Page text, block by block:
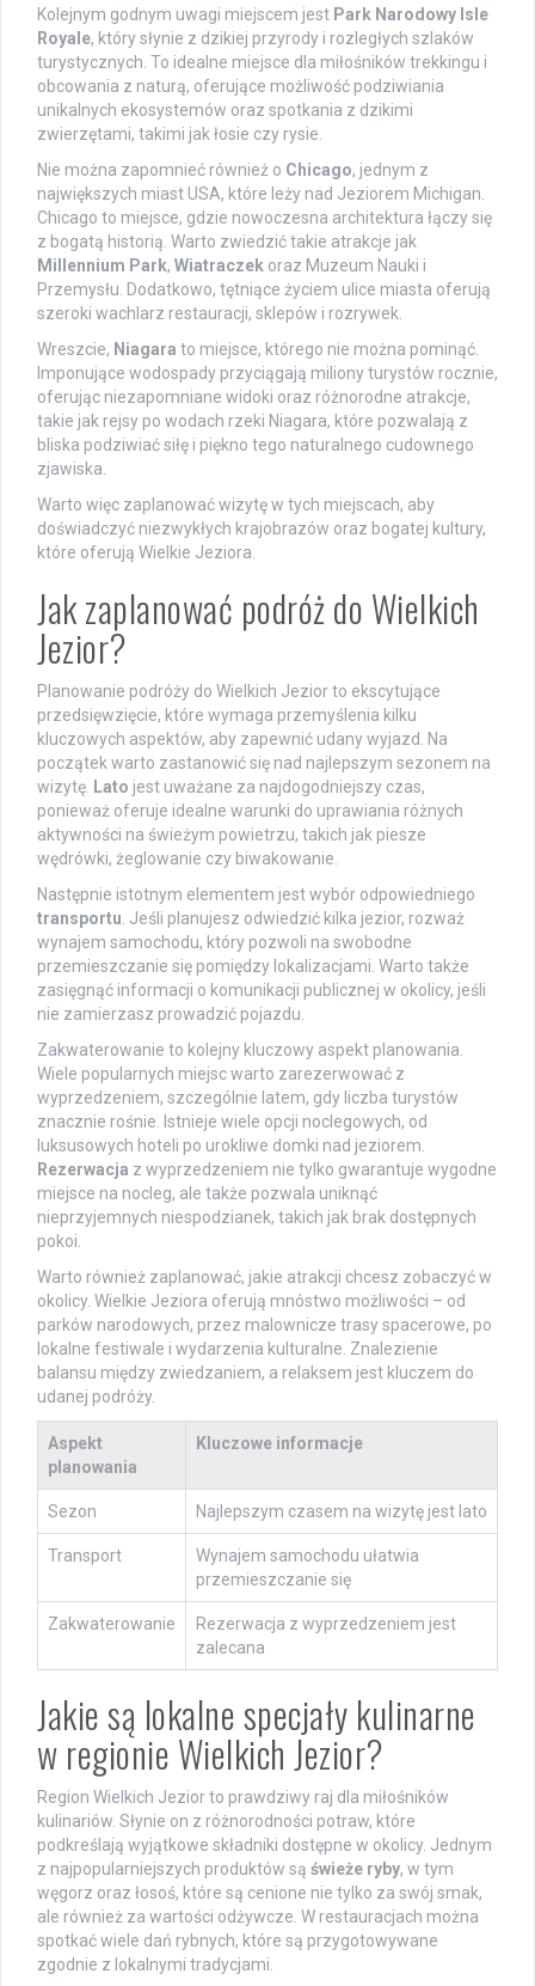
Kolejnym godnym uwagi miejscem jest Park Narodowy Isle
Royale, który słynie z dzikiej przyrody i rozległych szlaków
turystycznych. To idealne miejsce dla miłośników trekkingu i
obcowania z naturą, oferujące możliwość podziwiania
unikalnych ekosystemów oraz spotkania z dzikimi
zwierzętami, takimi jak łosie czy rysie.
Nie można zapomnieć również o Chicago, jednym z
największych miast USA, które leży nad Jeziorem Michigan.
Chicago to miejsce, gdzie nowoczesna architektura łączy się
z bogatą historią. Warto zwiedzić takie atrakcje jak
Millennium Park, Wiatraczek oraz Muzeum Nauki i
Przemysłu. Dodatkowo, tętniące życiem ulice miasta oferują
szeroki wachlarz restauracji, sklepów i rozrywek.
Wreszcie, Niagara to miejsce, którego nie można pominąć.
Imponujące wodospady przyciągają miliony turystów rocznie,
oferując niezapomniane widoki oraz różnorodne atrakcje,
takie jak rejsy po wodach rzeki Niagara, które pozwalają z
bliska podziwiać siłę i piękno tego naturalnego cudownego
zjawiska.
Warto więc zaplanować wizytę w tych miejscach, aby
doświadczyć niezwykłych krajobrazów oraz bogatej kultury,
które oferują Wielkie Jeziora.
Jak zaplanować podróż do Wielkich
Jezior?
Planowanie podróży do Wielkich Jezior to ekscytujące
przedsięwzięcie, które wymaga przemyślenia kilku
kluczowych aspektów, aby zapewnić udany wyjazd. Na
początek warto zastanowić się nad najlepszym sezonem na
wizytę. Lato jest uważane za najdogodniejszy czas,
ponieważ oferuje idealne warunki do uprawiania różnych
aktywności na świeżym powietrzu, takich jak piesze
wędrówki, żeglowanie czy biwakowanie.
Następnie istotnym elementem jest wybór odpowiedniego
transportu . Jeśli planujesz odwiedzić kilka jezior, rozważ
wynajem samochodu, który pozwoli na swobodne
przemieszczanie się pomiędzy lokalizacjami. Warto także
zasięgnąć informacji o komunikacji publicznej w okolicy, jeśli
nie zamierzasz prowadzić pojazdu.
Zakwaterowanie to kolejny kluczowy aspekt planowania.
Wiele popularnych miejsc warto zarezerwować z
wyprzedzeniem, szczególnie latem, gdy liczba turystów
znacznie rośnie. Istnieje wiele opcji noclegowych, od
luksusowych hoteli po urokliwe domki nad jeziorem.
Rezerwacja z wyprzedzeniem nie tylko gwarantuje wygodne
miejsce na nocleg, ale także pozwala uniknąć
nieprzyjemnych niespodzianek, takich jak brak dostępnych
pokoi.
Warto również zaplanować, jakie atrakcji chcesz zobaczyć w
okolicy. Wielkie Jeziora oferują mnóstwo możliwości – od
parków narodowych, przez malownicze trasy spacerowe, po
lokalne festiwale i wydarzenia kulturalne. Znalezienie
balansu między zwiedzaniem, a relaksem jest kluczem do
udanej podróży.
Aspekt
planowania
Kluczowe informacje
Sezon Najlepszym czasem na wizytę jest lato
Transport
Wynajem samochodu ułatwia
przemieszczanie się
Zakwaterowanie
Rezerwacja z wyprzedzeniem jest
zalecana
Jakie są lokalne specjały kulinarne
w regionie Wielkich Jezior?
Region Wielkich Jezior to prawdziwy raj dla miłośników
kulinariów. Słynie on z różnorodności potraw, które
podkreślają wyjątkowe składniki dostępne w okolicy. Jednym
z najpopularniejszych produktów są świeże ryby, w tym
węgorz oraz łosoś, które są cenione nie tylko za swój smak,
ale również za wartości odżywcze. W restauracjach można
spotkać wiele dań rybnych, które są przygotowywane
zgodnie z lokalnymi tradycjami.